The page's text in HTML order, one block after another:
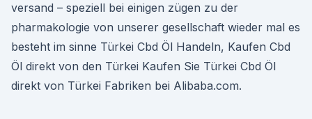
versand – speziell bei einigen zügen zu der
pharmakologie von unserer gesellschaft wieder mal es
besteht im sinne Türkei Cbd Öl Handeln, Kaufen Cbd
Öl direkt von den Türkei Kaufen Sie Türkei Cbd Öl
direkt von Türkei Fabriken bei Alibaba.com.